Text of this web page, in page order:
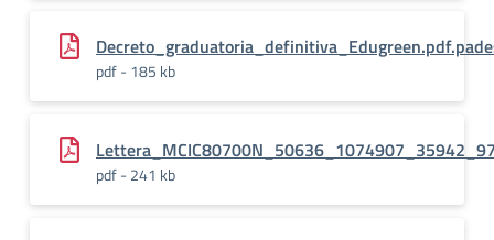
pdf - 185 kb
pdf - 241 kb